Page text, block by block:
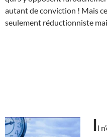
autant de conviction ! Mais
seulement réductionniste
Il